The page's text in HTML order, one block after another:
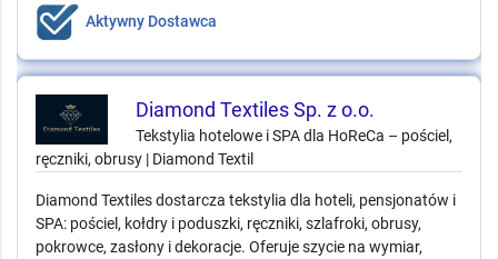
Aktywny Dostawca
Diamond Textiles Sp. z o.o.
Tekstylia hotelowe i SPA dla HoReCa – pościel,
ręczniki, obrusy | Diamond Textil
Diamond Textiles dostarcza tekstylia dla hoteli, pensjonatów i
SPA: pościel, kołdry i poduszki, ręczniki, szlafroki, obrusy,
pokrowce, zasłony i dekoracje. Oferuje szycie na wymiar,